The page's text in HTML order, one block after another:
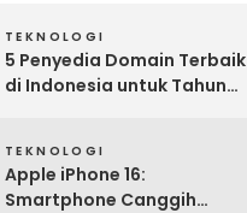
TEKNOLOGI
5 Penyedia Domain Terbaik
di Indonesia untuk Tahun
TEKNOLOGI
Apple iPhone 16:
Smartphone Canggih